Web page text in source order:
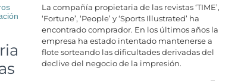
La compañía propietaria de las revistas ‘TIME’,
‘Fortune’, ‘People’ y ‘Sports Illustrated’ ha
encontrado comprador. En los últimos años la
empresa ha estado intentado mantenerse a
flote sorteando las dificultades derivadas del
declive del negocio de la impresión.